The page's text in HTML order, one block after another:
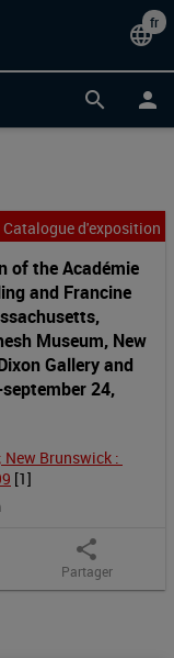
language
de
fr
search person
Catalogue d'exposition
of the Académie
and Francine
Museum, New
Gallery and
24,
New Brunswick :
[1]
share
Partager